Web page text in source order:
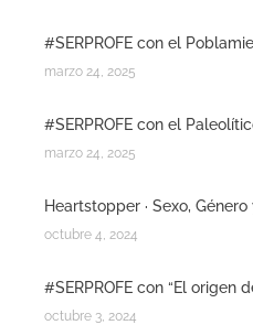
#SERPROFE con el
marzo 24, 2025
#SERPROFE con el
marzo 24, 2025
Heartstopper · Sexo,
octubre 4, 2024
#SERPROFE con “El origen
octubre 3, 2024